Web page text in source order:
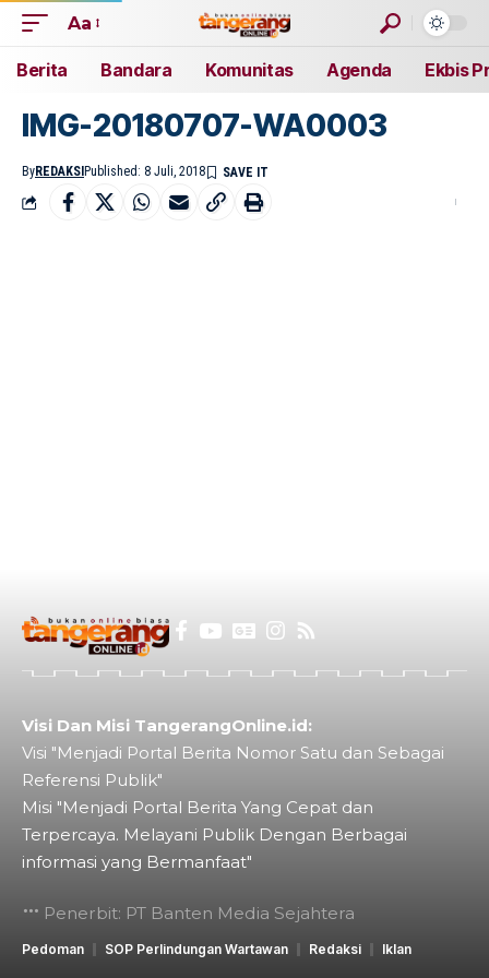
Aa
Berita Bandara Komunitas Agenda Ekbis
IMG-20180707-WA0003
ByREDAKSI Published: 8 Juli, 2018
Visi Dan Misi TangerangOnline.id:
Visi "Menjadi Portal Berita Nomor Satu dan Sebagai
Referensi Publik"
Misi "Menjadi Portal Berita Yang Cepat dan
Terpercaya. Melayani Publik Dengan Berbagai
informasi yang Bermanfaat"
Penerbit: PT Banten Media Sejahtera
Pedoman SOP Perlindungan Wartawan Redaksi Iklan